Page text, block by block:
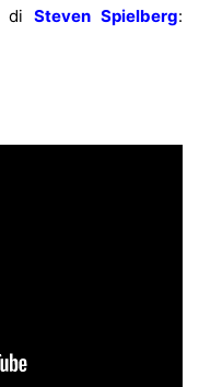
diSteven Spielberg: